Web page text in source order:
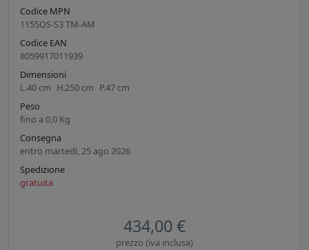
Codice MPN
1155OS-S3 TM-AM
Codice EAN
8059917011939
Dimensioni
L.40 cm H.250 cm P.47 cm
Peso
fino a 0,0 Kg
Consegna
entro martedì, 25 ago 2026
Spedizione
gratuita
434,00 €
prezzo (iva inclusa)